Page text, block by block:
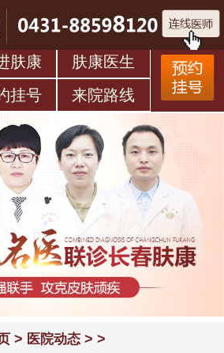
肤康
肤康医生
挂号 来院路线
> 医院动态> >